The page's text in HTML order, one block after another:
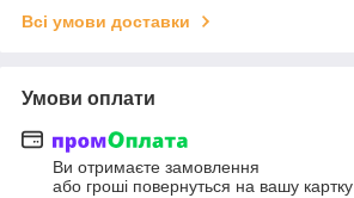
Всі умови доставки
Умови оплати
Ви отримаєте замовлення
або гроші повернуться на вашу картку